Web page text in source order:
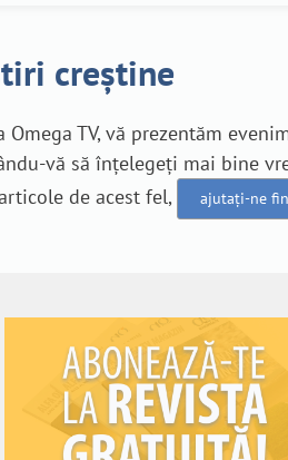
creștine
TV, vă prezentăm
vă să înțelegeți mai bine
de acest fel,
ajutați-ne